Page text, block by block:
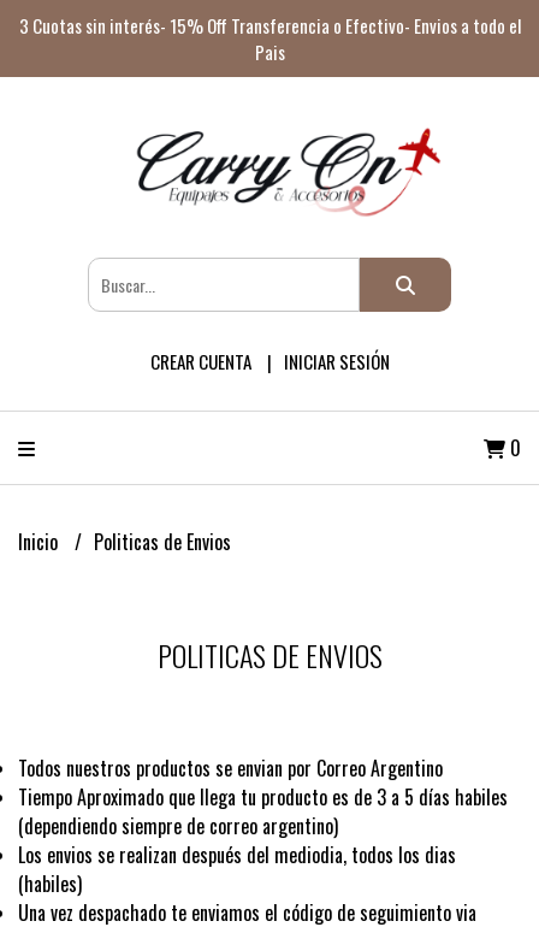
3 Cuotas sin interés- 15% Off Transferencia o Efectivo- Envios a todo el
Pais
CREAR CUENTA INICIAR SESIÓN
0
Inicio Politicas de Envios
POLITICAS DE ENVIOS
Todos nuestros productos se envian por Correo Argentino
Tiempo Aproximado que llega tu producto es de 3 a 5 días habiles
(dependiendo siempre de correo argentino)
Los envios se realizan después del mediodia, todos los dias
(habiles)
Una vez despachado te enviamos el código de seguimiento via